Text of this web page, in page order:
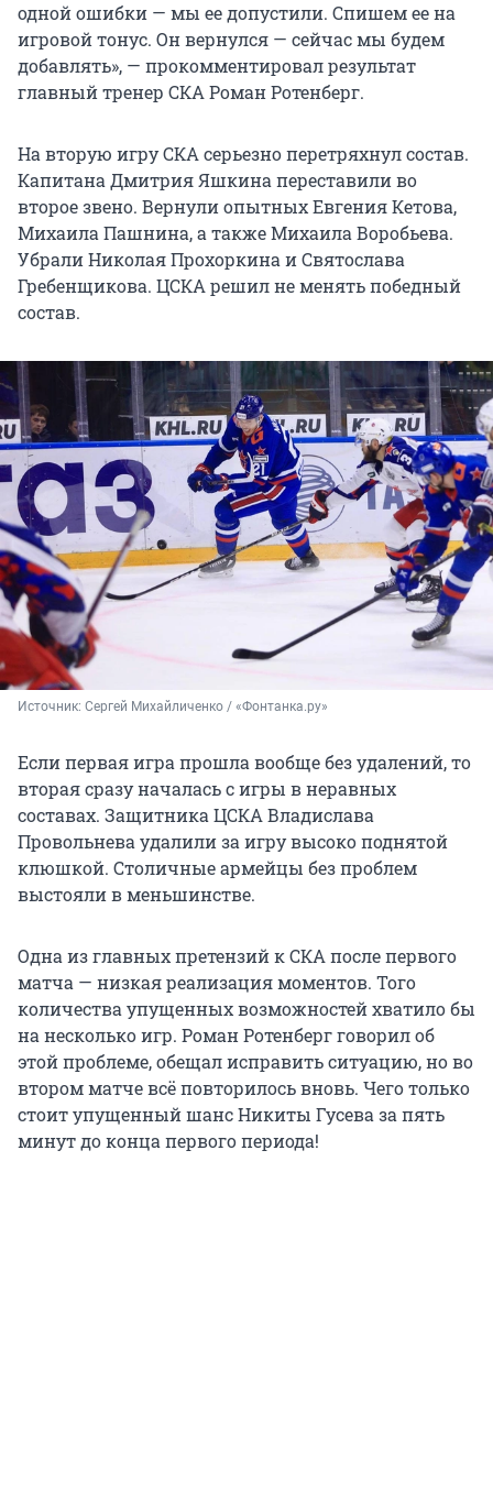
одной ошибки — мы ее допустили. Спишем ее на
игровой тонус. Он вернулся — сейчас мы будем
добавлять», — прокомментировал результат
главный тренер СКА Роман Ротенберг.
На вторую игру СКА серьезно перетряхнул состав.
Капитана Дмитрия Яшкина переставили во
второе звено. Вернули опытных Евгения Кетова,
Михаила Пашнина, а также Михаила Воробьева.
Убрали Николая Прохоркина и Святослава
Гребенщикова. ЦСКА решил не менять победный
состав.
Источник: Сергей Михайличенко / «Фонтанка.ру»
Если первая игра прошла вообще без удалений, то
вторая сразу началась с игры в неравных
составах. Защитника ЦСКА Владислава
Провольнева удалили за игру высоко поднятой
клюшкой. Столичные армейцы без проблем
выстояли в меньшинстве.
Одна из главных претензий к СКА после первого
матча — низкая реализация моментов. Того
количества упущенных возможностей хватило бы
на несколько игр. Роман Ротенберг говорил об
этой проблеме, обещал исправить ситуацию, но во
втором матче всё повторилось вновь. Чего только
стоит упущенный шанс Никиты Гусева за пять
минут до конца первого периода!